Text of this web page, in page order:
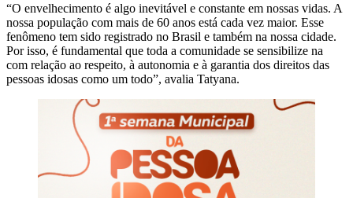
“O envelhecimento é algo inevitável e constante em nossas vidas. A
nossa população com mais de 60 anos está cada vez maior. Esse
fenômeno tem sido registrado no Brasil e também na nossa cidade.
Por isso, é fundamental que toda a comunidade se sensibilize na
com relação ao respeito, à autonomia e à garantia dos direitos das
pessoas idosas como um todo”, avalia Tatyana.